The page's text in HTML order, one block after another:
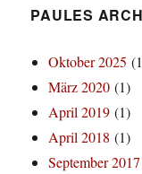
PAULES
Oktober 2025
März 2020 (1)
April 2019 (1)
April 2018 (1)
September 2017